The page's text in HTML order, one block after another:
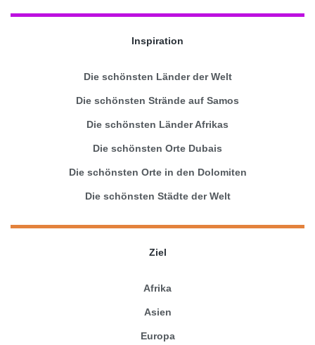
Inspiration
Die schönsten Länder der Welt
Die schönsten Strände auf Samos
Die schönsten Länder Afrikas
Die schönsten Orte Dubais
Die schönsten Orte in den Dolomiten
Die schönsten Städte der Welt
Ziel
Afrika
Asien
Europa